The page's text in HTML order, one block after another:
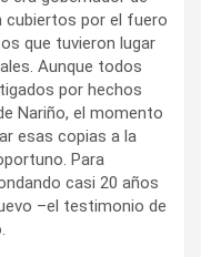
cubiertos por el fuero
que tuvieron lugar
Aunque todos
por hechos
Nariño, el momento
esas copias a la
Para
casi 20 años
–el testimonio de